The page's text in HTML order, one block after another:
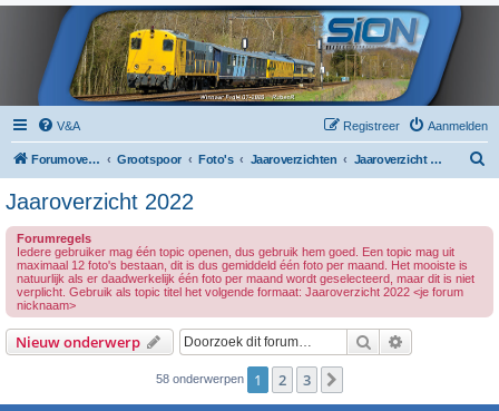
V&A Aanmelden
Registreer
Forumoverzicht Grootspoor Foto's Jaaroverzichten Jaaroverzicht 2022
Jaaroverzicht 2022
Forumregels
Iedere gebruiker mag één topic openen, dus gebruik hem goed. Een topic mag uit
maximaal 12 foto's bestaan, dit is dus gemiddeld één foto per maand. Het mooiste is
natuurlijk als er daadwerkelijk één foto per maand wordt geselecteerd, maar dit is niet
verplicht. Gebruik als topic titel het volgende formaat: Jaaroverzicht 2022 <je forum
nicknaam>
Nieuw onderwerp Zoek
58 onderwerpen 1 2 3